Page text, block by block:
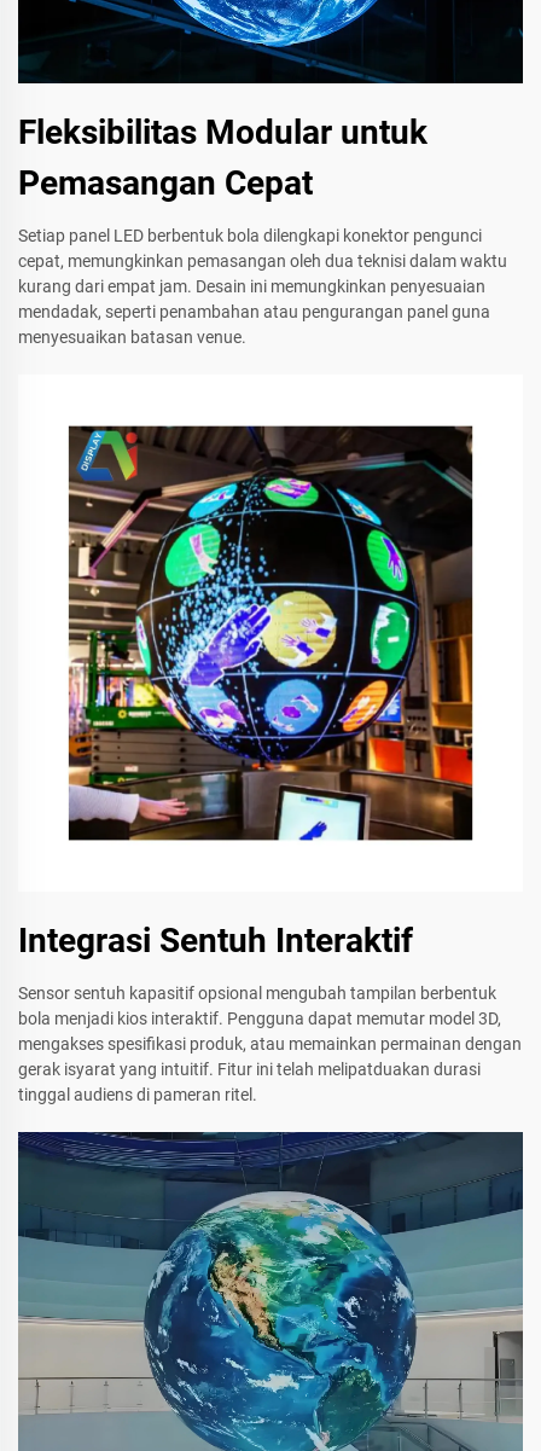
Fleksibilitas Modular untuk
Pemasangan Cepat
Setiap panel LED berbentuk bola dilengkapi konektor pengunci
cepat, memungkinkan pemasangan oleh dua teknisi dalam waktu
kurang dari empat jam. Desain ini memungkinkan penyesuaian
mendadak, seperti penambahan atau pengurangan panel guna
menyesuaikan batasan venue.
Integrasi Sentuh Interaktif
Sensor sentuh kapasitif opsional mengubah tampilan berbentuk
bola menjadi kios interaktif. Pengguna dapat memutar model 3D,
mengakses spesifikasi produk, atau memainkan permainan dengan
gerak isyarat yang intuitif. Fitur ini telah melipatduakan durasi
tinggal audiens di pameran ritel.